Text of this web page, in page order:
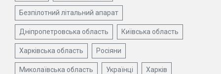
Безпілотний літальний апарат
Дніпропетровська область Київська область
Харківська область Росіяни
Миколаївська область Українці Харків